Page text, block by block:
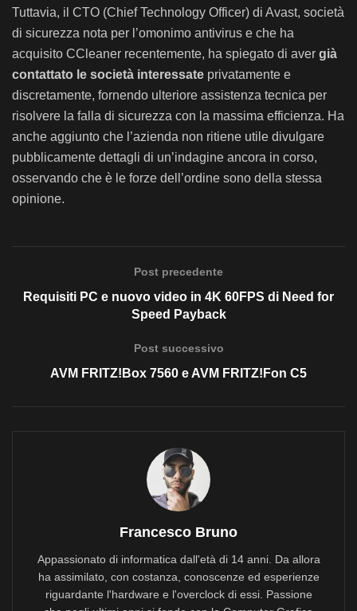
Tuttavia, il CTO (Chief Technology Officer) di Avast, società
di sicurezza nota per l’omonimo antivirus e che ha
acquisito CCleaner recentemente, ha spiegato di aver già
contattato le società interessate privatamente e
discretamente, fornendo ulteriore assistenza tecnica per
risolvere la falla di sicurezza con la massima efficienza. Ha
anche aggiunto che l’azienda non ritiene utile divulgare
pubblicamente dettagli di un’indagine ancora in corso,
osservando che è le forze dell’ordine sono della stessa
opinione.
Post precedente
Requisiti PC e nuovo video in 4K 60FPS di Need for
Speed Payback
Post successivo
AVM FRITZ!Box 7560 e AVM FRITZ!Fon C5
Francesco Bruno
Appassionato di informatica dall'età di 14 anni. Da allora
ha assimilato, con costanza, conoscenze ed esperienze
riguardante l'hardware e l'overclock di essi. Passione